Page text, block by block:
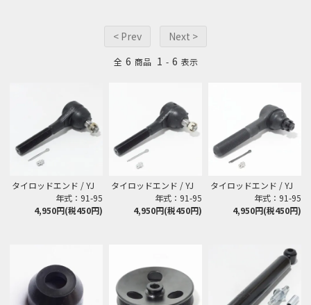
< Prev Next >
全 6 商品 1 - 6 表示
タイロッドエンド / YJ
年式：91-95
4,950円(税450円)
タイロッドエンド / YJ
年式：91-95
4,950円(税450円)
タイロッドエンド / YJ
年式：91-95
4,950円(税450円)